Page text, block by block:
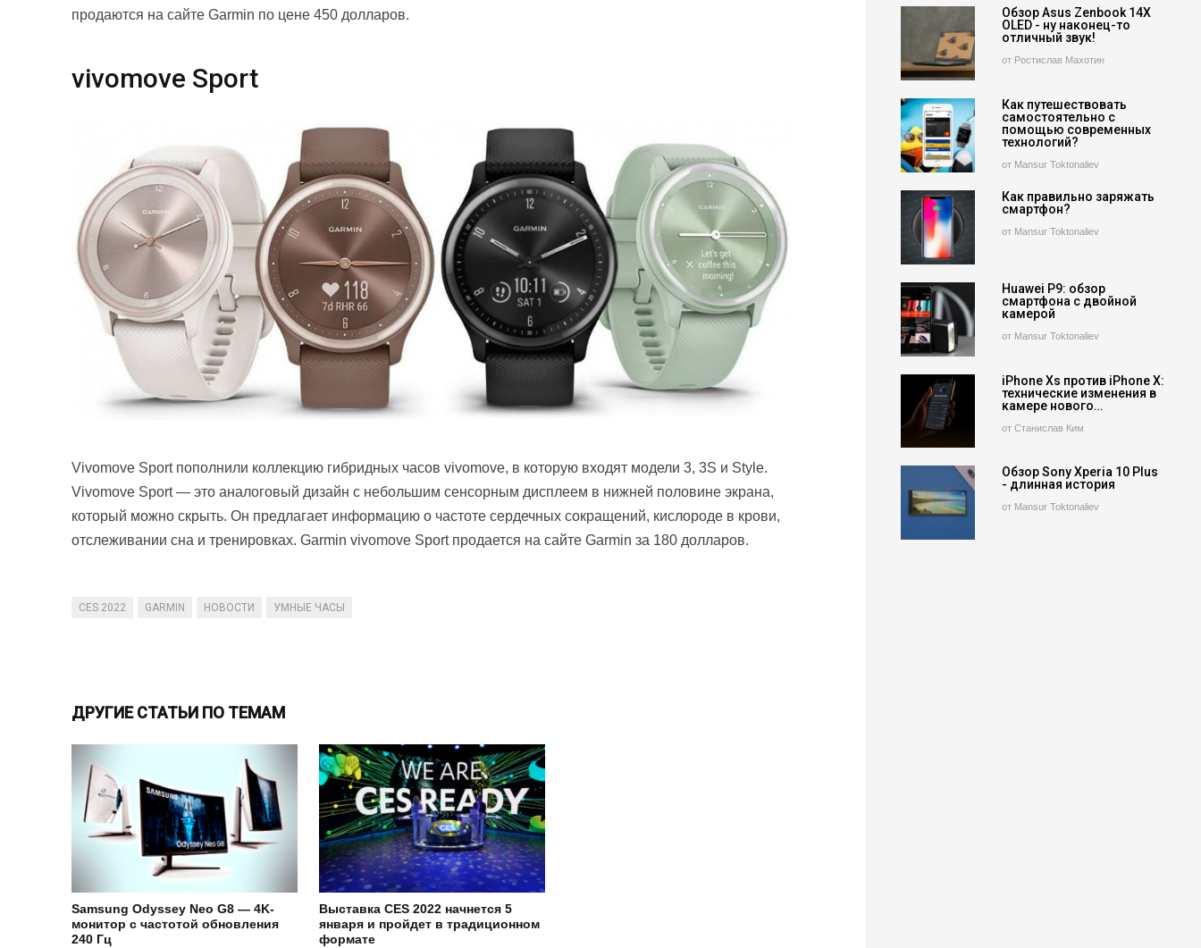
продаются на сайте Garmin по цене 450 долларов.
vivomove Sport
Vivomove Sport пополнили коллекцию гибридных часов vivomove, в которую входят модели 3, 3S и Style.
Vivomove Sport — это аналоговый дизайн с небольшим сенсорным дисплеем в нижней половине экрана,
который можно скрыть. Он предлагает информацию о частоте сердечных сокращений, кислороде в крови,
отслеживании сна и тренировках. Garmin vivomove Sport продается на сайте Garmin за 180 долларов.
CES 2022 GARMIN НОВОСТИ УМНЫЕ ЧАСЫ
ДРУГИЕ СТАТЬИ ПО ТЕМАМ
Samsung Odyssey Neo G8 — 4K-
монитор с частотой обновления
240 Гц
Выставка CES 2022 начнется 5
января и пройдет в традиционном
формате
Обзор Asus Zenbook 14X
OLED - ну наконец-то
отличный звук!
от Ростислав Махотин
Как путешествовать
самостоятельно с
помощью современных
технологий?
от Mansur Toktonaliev
Как правильно заряжать
смартфон?
от Mansur Toktonaliev
Huawei P9: обзор
смартфона с двойной
камерой
от Mansur Toktonaliev
iPhone Xs против iPhone X:
технические изменения в
камере нового…
от Станислав Ким
Обзор Sony Xperia 10 Plus
- длинная история
от Mansur Toktonaliev